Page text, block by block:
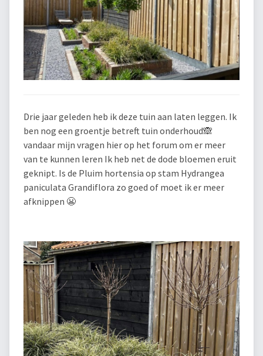
Drie jaar geleden heb ik deze tuin aan laten leggen. Ik
ben nog een groentje betreft tuin onderhoud🙈
vandaar mijn vragen hier op het forum om er meer
van te kunnen leren Ik heb net de dode bloemen eruit
geknipt. Is de Pluim hortensia op stam Hydrangea
paniculata Grandiflora zo goed of moet ik er meer
afknippen 😬